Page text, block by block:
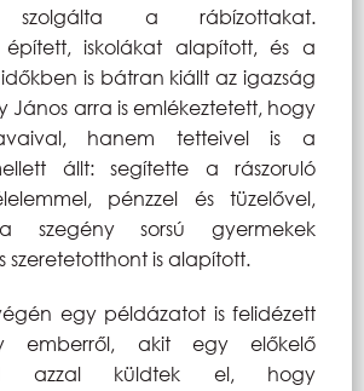
szolgálta a rábízottakat.
épített, iskolákat alapított, és a
is bátran kiállt az igazság
János arra is emlékeztetett, hogy
hanem tetteivel is a
állt: segítette a rászoruló
pénzzel és tüzelővel,
szegény sorsú gyermekek
szeretetotthont is alapított.
egy példázatot is felidézett
emberről, akit egy előkelő
azzal küldtek el, hogy